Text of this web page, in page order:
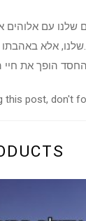
שלנו, אלא באהבתו ובאופיו הבלתי משתנה.
this post, don't